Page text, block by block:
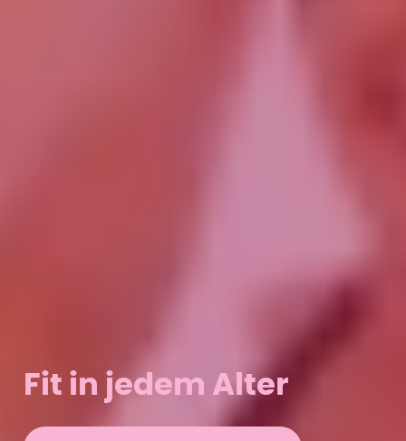
Fit in jedem Alter